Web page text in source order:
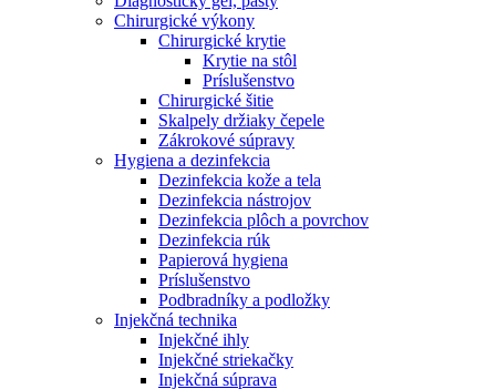
Chirurgické výkony
Chirurgické krytie
Krytie na stôl
Príslušenstvo
Chirurgické šitie
Skalpely držiaky čepele
Zákrokové súpravy
Hygiena a dezinfekcia
Dezinfekcia kože a tela
Dezinfekcia nástrojov
Dezinfekcia plôch a povrchov
Dezinfekcia rúk
Papierová hygiena
Príslušenstvo
Podbradníky a podložky
Injekčná technika
Injekčné ihly
Injekčné striekačky
Injekčná súprava